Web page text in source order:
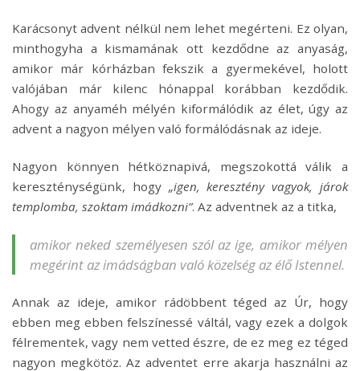
Karácsonyt advent nélkül nem lehet megérteni. Ez olyan,
minthogyha a kismamának ott kezdődne az anyaság,
amikor már kórházban fekszik a gyermekével, holott
valójában már kilenc hónappal korábban kezdődik.
Ahogy az anyaméh mélyén kiformálódik az élet, úgy az
advent a nagyon mélyen való formálódásnak az ideje.
Nagyon könnyen hétköznapivá, megszokottá válik a
kereszténységünk, hogy „igen, keresztény vagyok, járok
templomba, szoktam imádkozni”. Az adventnek az a titka,
amikor neked személyesen szól az ige, amikor mélyen
megérint az imádságban való közelség az élő Istennel.
Annak az ideje, amikor rádöbbent téged az Úr, hogy
ebben meg ebben felszínessé váltál, vagy ezek a dolgok
félrementek, vagy nem vetted észre, de ez meg ez téged
nagyon megkötöz. Az adventet erre akarja használni az